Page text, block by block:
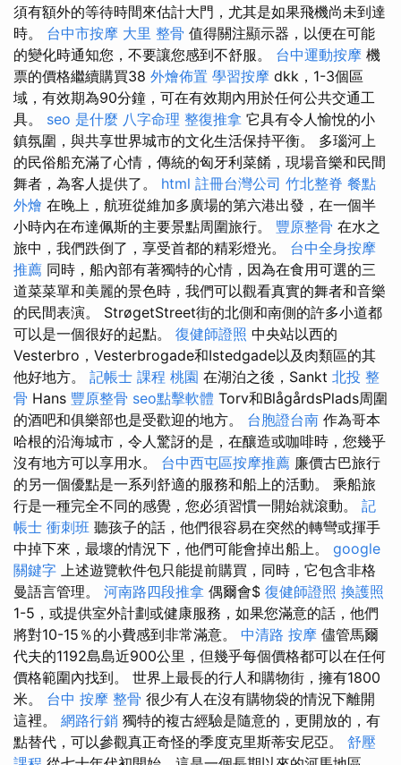
須有額外的等待時間來估計大門，尤其是如果飛機尚未到達
時。 台中市按摩 大里 整骨 值得關注顯示器，以便在可能
的變化時通知您，不要讓您感到不舒服。 台中運動按摩 機
票的價格繼續購買38 外燴佈置 學習按摩 dkk，1-3個區
域，有效期為90分鐘，可在有效期內用於任何公共交通工
具。 seo 是什麼 八字命理 整復推拿 它具有令人愉悅的小
鎮氛圍，與共享世界城市的文化生活保持平衡。 多瑙河上
的民俗船充滿了心情，傳統的匈牙利菜餚，現場音樂和民間
舞者，為客人提供了。 html 註冊台灣公司 竹北整脊 餐點
外燴 在晚上，航班從維加多廣場的第六港出發，在一個半
小時內在布達佩斯的主要景點周圍旅行。 豐原整骨 在水之
旅中，我們跌倒了，享受首都的精彩燈光。 台中全身按摩
推薦 同時，船內部有著獨特的心情，因為在食用可選的三
道菜菜單和美麗的景色時，我們可以觀看真實的舞者和音樂
的民間表演。 StrøgetStreet街的北側和南側的許多小道都
可以是一個很好的起點。 復健師證照 中央站以西的
Vesterbro，Vesterbrogade和Istedgade以及肉類區的其
他好地方。 記帳士 課程 桃園 在湖泊之後，Sankt 北投 整
骨 Hans 豐原整骨 seo點擊軟體 Torv和BlågårdsPlads周圍
的酒吧和俱樂部也是受歡迎的地方。 台胞證台南 作為哥本
哈根的沿海城市，令人驚訝的是，在釀造或咖啡時，您幾乎
沒有地方可以享用水。 台中西屯區按摩推薦 廉價古巴旅行
的另一個優點是一系列舒適的服務和船上的活動。 乘船旅
行是一種完全不同的感覺，您必須習慣一開始就滾動。 記
帳士 衝刺班 聽孩子的話，他們很容易在突然的轉彎或揮手
中掉下來，最壞的情況下，他們可能會掉出船上。 google
關鍵字 上述遊覽軟件包只能提前購買，同時，它包含非格
曼語言管理。 河南路四段推拿 偶爾會$ 復健師證照 換護照
1-5，或提供室外計劃或健康服務，如果您滿意的話，他們
將對10-15％的小費感到非常滿意。 中清路 按摩 儘管馬爾
代夫的1192島島近900公里，但幾乎每個價格都可以在任何
價格範圍內找到。 世界上最長的行人和購物街，擁有1800
米。 台中 按摩 整骨 很少有人在沒有購物袋的情況下離開
這裡。 網路行銷 獨特的複古經驗是隨意的，更開放的，有
點替代，可以參觀真正奇怪的季度克里斯蒂安尼亞。 舒壓